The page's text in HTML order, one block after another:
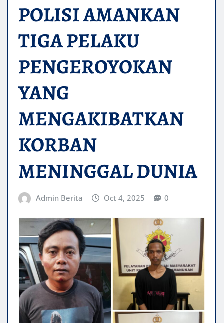
POLISI AMANKAN
TIGA PELAKU
PENGEROYOKAN
YANG
MENGAKIBATKAN
KORBAN
MENINGGAL DUNIA
Admin Berita Oct 4, 2025 0